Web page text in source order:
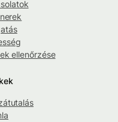
ellenőrzése